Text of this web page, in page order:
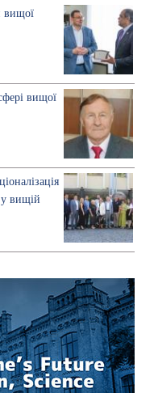
вищої
вищої
у вищій